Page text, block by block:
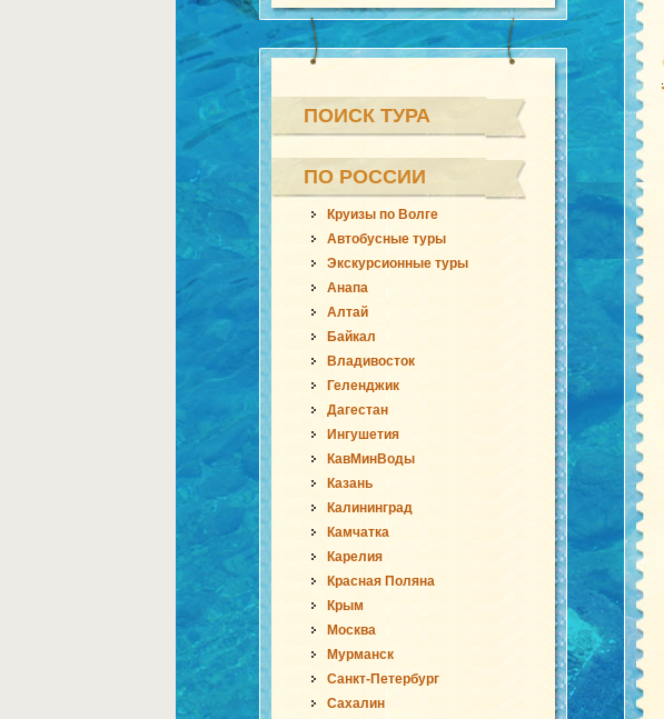
ПОИСК ТУРА
ПО РОССИИ
Круизы по Волге
Автобусные туры
Экскурсионные туры
Анапа
Алтай
Байкал
Владивосток
Геленджик
Дагестан
Ингушетия
КавМинВоды
Казань
Калининград
Камчатка
Карелия
Красная Поляна
Крым
Москва
Мурманск
Санкт-Петербург
Сахалин